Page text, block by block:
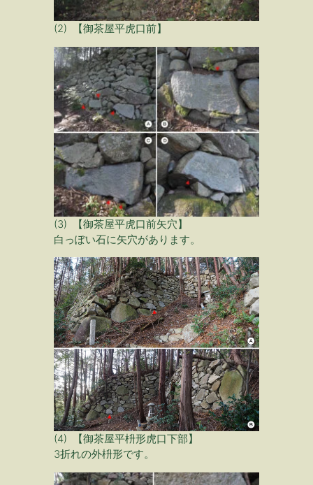
(2) 【御茶屋平虎口前】
(3) 【御茶屋平虎口前矢穴】
白っぽい石に矢穴があります。
(4) 【御茶屋平枡形虎口下部】
3折れの外枡形です。